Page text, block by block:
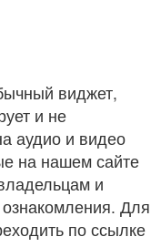
виджет,
и не
аудио и видео
на нашем сайте
и
Для
по ссылке